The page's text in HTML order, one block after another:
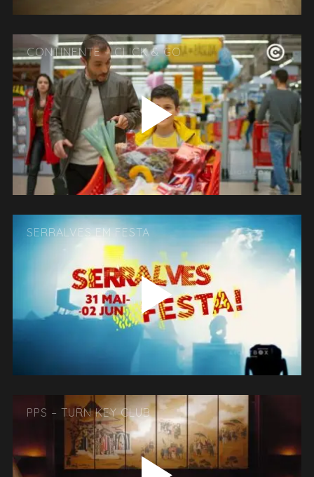
CONTINENTE – CLICK & GO
SERRALVES EM FESTA
PPS – TURN KEY CLUB